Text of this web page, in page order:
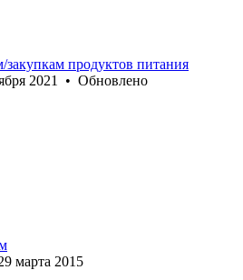
продуктов питания
2021 • Обновлено
марта 2015